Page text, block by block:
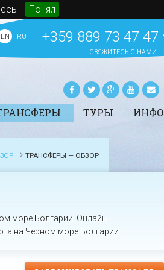
Понял
трансферов в
ТУРЫ
Яхтинг в Болгарии
ИНФО
EN RU +359 889 73 47 47
СВЯЖИТЕСЬ С НАМИ
ТРАНСФЕРЫ — ОБЗОР
море Болгарии. Онлайн
на Черном море Болгарии.